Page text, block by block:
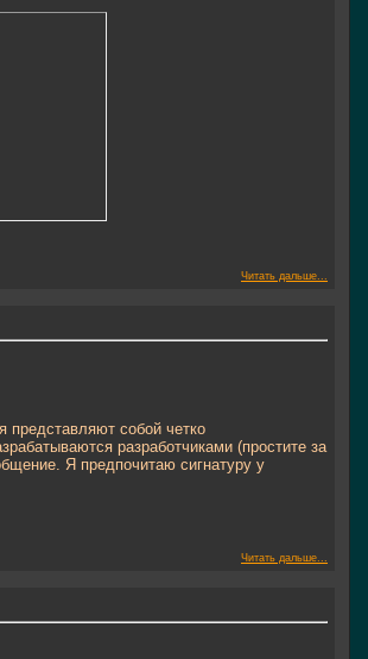
Читать дальше...
собой четко
разработчиками (простите за
Я предпочитаю сигнатуру у
Читать дальше...